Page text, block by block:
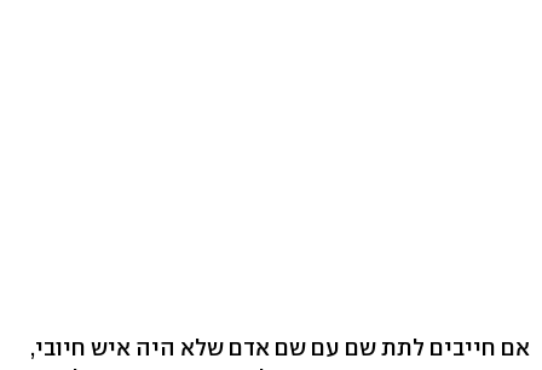
אם חייבים לתת שם עם שם אדם שלא היה איש חיובי,